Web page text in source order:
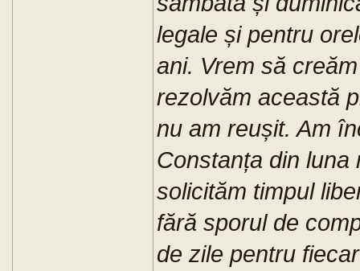
legale și pentru
ani. Vrem să
rezolvăm această
nu am reușit. Am
Constanța din luna
solicităm timpul
fără sporul de
de zile pentru